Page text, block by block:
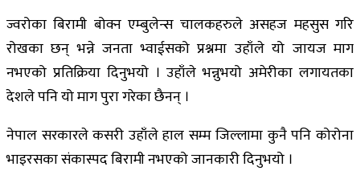
ज्वरोका बिरामी बोक्न एम्बुलेन्स चालकहरुले असहज महसुस गरि
रोखका छन् भन्ने जनता भ्वाईसको प्रश्नमा उहाँले यो जायज माग
नभएको प्रतिक्रिया दिनुभयो । उहाँले भन्नुभयो अमेरीका लगायतका
देशले पनि यो माग पुरा गरेका छैनन् ।
नेपाल सरकारले कसरी उहाँले हाल सम्म जिल्लामा कुनै पनि कोरोना
भाइरसका संकास्पद बिरामी नभएको जानकारी दिनुभयो ।